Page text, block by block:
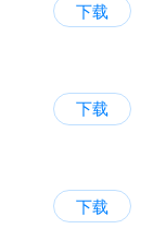
下载
下载
下载